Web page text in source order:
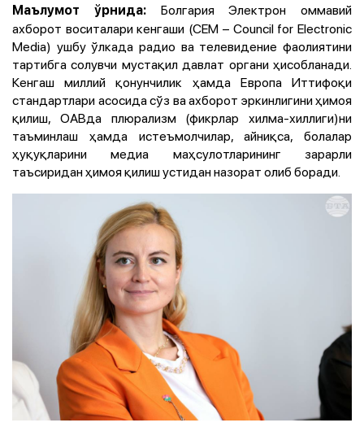
Маълумот ўрнида:Болгария Электрон оммавий
ахборот воситалари кенгаши (CEM – Council for Electronic
Media) ушбу ўлкада радио ва телевидение фаолиятини
тартибга солувчи мустақил давлат органи ҳисобланади.
Кенгаш миллий қонунчилик ҳамда Европа Иттифоқи
стандартлари асосида сўз ва ахборот эркинлигини ҳимоя
қилиш, ОАВда плюрализм (фикрлар хилма-хиллиги)ни
таъминлаш ҳамда истеъмолчилар, айниқса, болалар
ҳуқуқларини медиа маҳсулотларининг зарарли
таъсиридан ҳимоя қилиш устидан назорат олиб боради.